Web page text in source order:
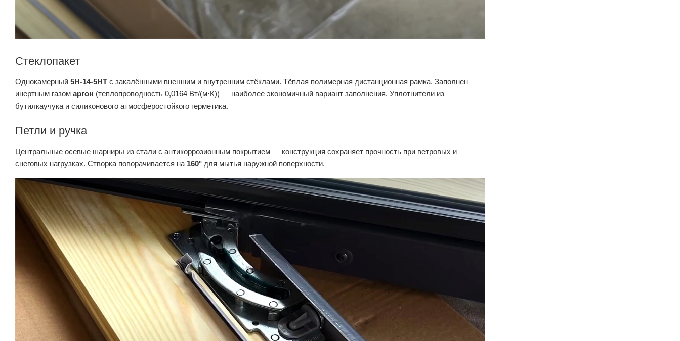
Стеклопакет
Однокамерный 5H-14-5HT с закалёнными внешним и внутренним стёклами. Тёплая полимерная дистанционная рамка. Заполнен
инертным газом аргон (теплопроводность 0,0164 Вт/(м·К)) — наиболее экономичный вариант заполнения. Уплотнители из
бутилкаучука и силиконового атмосферостойкого герметика.
Петли и ручка
Центральные осевые шарниры из стали с антикоррозионным покрытием — конструкция сохраняет прочность при ветровых и
снеговых нагрузках. Створка поворачивается на 160° для мытья наружной поверхности.